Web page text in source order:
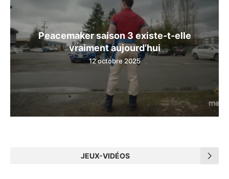
Peacemaker saison 3 existe-t-elle
vraiment aujourd’hui
12 octobre 2025
JEUX-VIDÉOS